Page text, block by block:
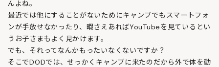
んよね。
最近では他にすることがないためにキャンプでもスマートフォ
ンが手放せなかったり、暇さえあればYouTubeを見ているとい
うお子さまもよく見かけます。
でも、それってなんかもったいなくないですか？
そこでDODでは、せっかくキャンプに来たのだから外で体を動